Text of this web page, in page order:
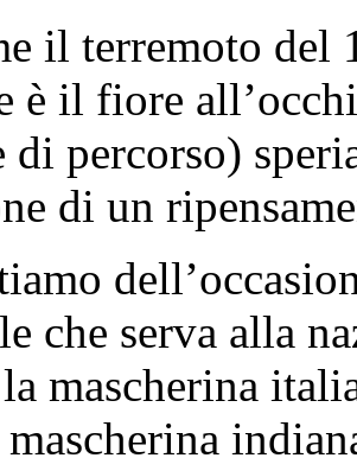
il terremoto del
è il fiore
di percorso)
di un
che serva alla
mascherina